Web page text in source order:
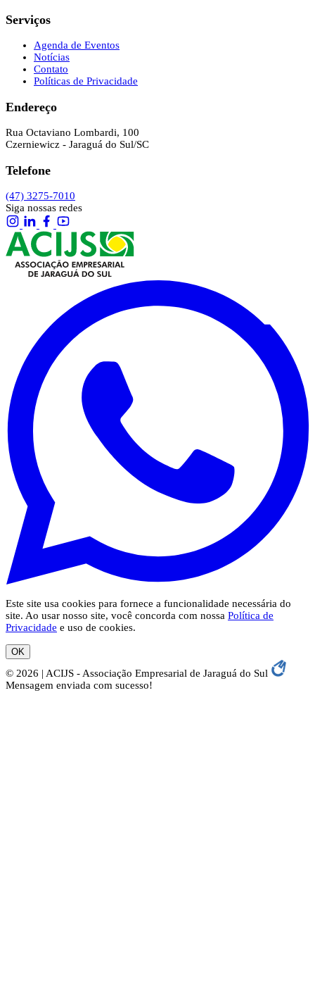
Serviços
Agenda de Eventos
Notícias
Contato
Políticas de Privacidade
Endereço
Rua Octaviano Lombardi, 100
Czerniewicz - Jaraguá do Sul/SC
Telefone
(47) 3275-7010
Siga nossas redes
Este site usa cookies para fornece a funcionalidade necessária do
site. Ao usar nosso site, você concorda com nossa Política de
Privacidade e uso de cookies.
OK
© 2026 | ACIJS - Associação Empresarial de Jaraguá do Sul
Mensagem enviada com sucesso!